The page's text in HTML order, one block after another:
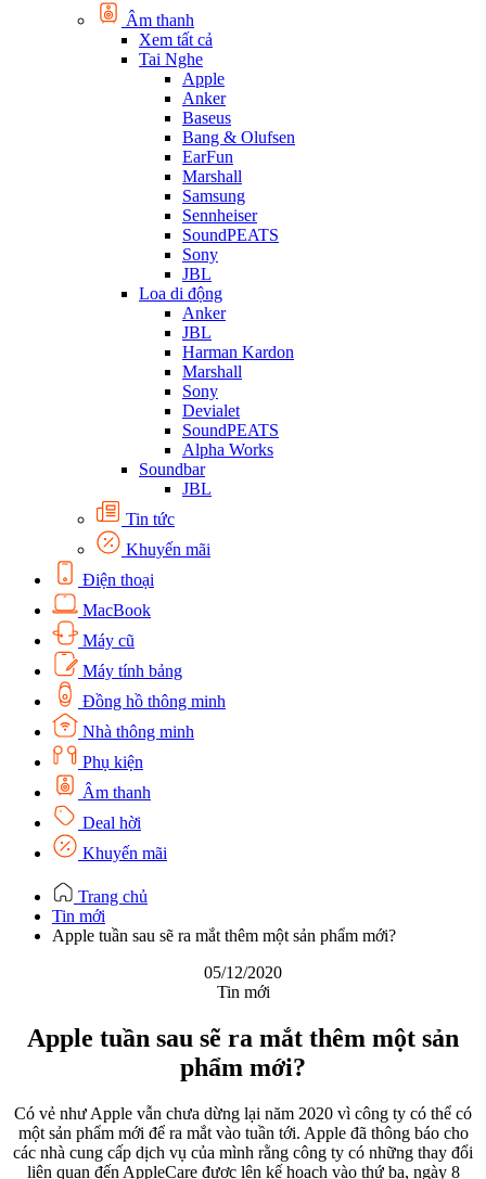
Âm thanh
Xem tất cả
Tai Nghe
Apple
Anker
Baseus
Bang & Olufsen
EarFun
Marshall
Samsung
Sennheiser
SoundPEATS
Sony
JBL
Loa di động
Anker
JBL
Harman Kardon
Marshall
Sony
Devialet
SoundPEATS
Alpha Works
Soundbar
JBL
Tin tức
Khuyến mãi
Điện thoại
MacBook
Máy cũ
Máy tính bảng
Đồng hồ thông minh
Nhà thông minh
Phụ kiện
Âm thanh
Deal hời
Khuyến mãi
Trang chủ
Tin mới
Apple tuần sau sẽ ra mắt thêm một sản phẩm mới?
05/12/2020
Tin mới
Apple tuần sau sẽ ra mắt thêm một sản
phẩm mới?
Có vẻ như Apple vẫn chưa dừng lại năm 2020 vì công ty có thể có
một sản phẩm mới để ra mắt vào tuần tới. Apple đã thông báo cho
các nhà cung cấp dịch vụ của mình rằng công ty có những thay đổi
liên quan đến AppleCare được lên kế hoạch vào thứ ba, ngày 8